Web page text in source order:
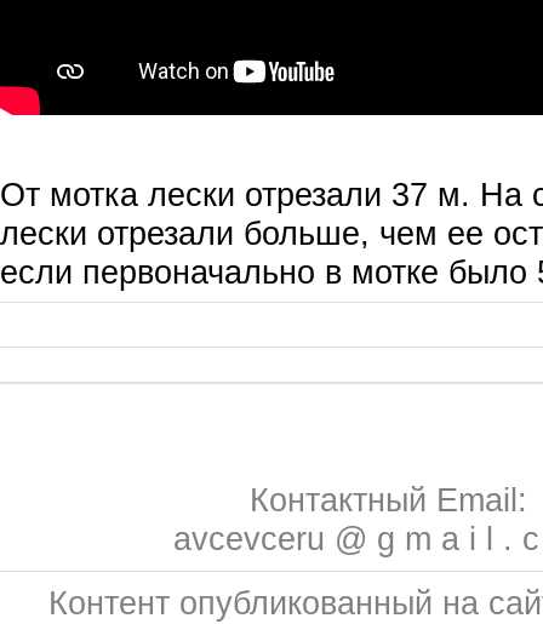
От мотка лески отрезали 37 м. На
лески отрезали больше, чем ее
если первоначально в мотке было
Контактный Email:
avcevceru @ g m a i l .
Контент опубликованный на